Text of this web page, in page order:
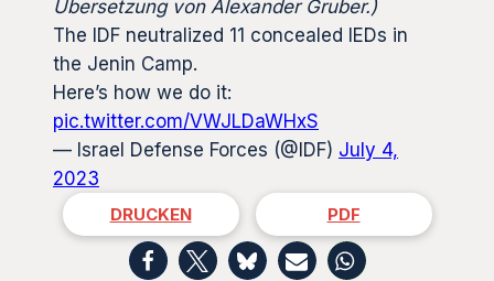
Übersetzung von Alexander Gruber.)
The IDF neutralized 11 concealed IEDs in
the Jenin Camp.
Here’s how we do it:
pic.twitter.com/VWJLDaWHxS
— Israel Defense Forces (@IDF) July 4,
2023
DRUCKEN PDF